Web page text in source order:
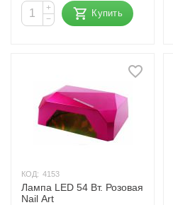
+
−
Купить
КОД: 4153
Лампа LED 54 Вт. Розовая
Nail Art